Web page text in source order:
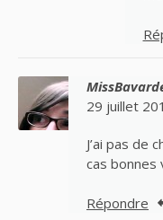
29 juillet
J’ai pas de
cas bonnes
Répondre